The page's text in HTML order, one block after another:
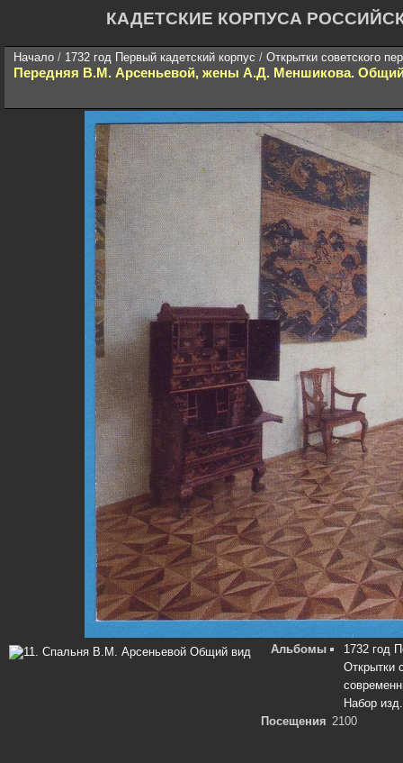
КАДЕТСКИЕ КОРПУСА
Начало / 1732 год Первый кадетский корпус / Открытки советского
Передняя В.М. Арсеньевой, жены А.Д. Меншикова.
Альбомы
1732 год
Открытки
Набор
Посещения 2100